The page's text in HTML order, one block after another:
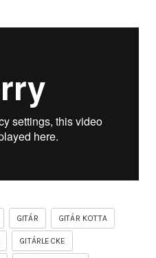
GITÁR GITÁR KOTTA
GITÁRLECKE